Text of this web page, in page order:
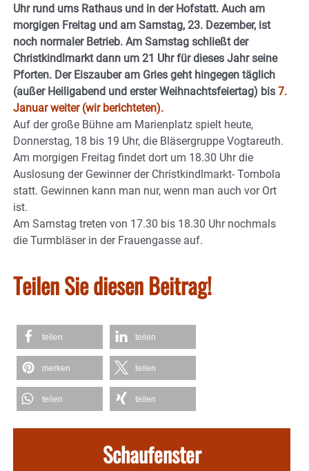
Uhr rund ums Rathaus und in der Hofstatt. Auch am
morgigen Freitag und am Samstag, 23. Dezember, ist
noch normaler Betrieb. Am Samstag schließt der
Christkindlmarkt dann um 21 Uhr für dieses Jahr seine
Pforten. Der Eiszauber am Gries geht hingegen täglich
(außer Heiligabend und erster Weihnachtsfeiertag) bis 7.
Januar weiter (wir berichteten).
Auf der große Bühne am Marienplatz spielt heute,
Donnerstag, 18 bis 19 Uhr, die Bläsergruppe Vogtareuth.
Am morgigen Freitag findet dort um 18.30 Uhr die
Auslosung der Gewinner der Christkindlmarkt- Tombola
statt. Gewinnen kann man nur, wenn man auch vor Ort
ist.
Am Samstag treten von 17.30 bis 18.30 Uhr nochmals
die Turmbläser in der Frauengasse auf.
Teilen Sie diesen Beitrag!
teilen teilen
merken teilen
teilen teilen
Schaufenster